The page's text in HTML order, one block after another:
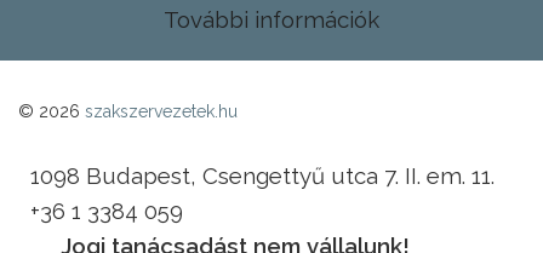
További információk
© 2026 szakszervezetek.hu
1098 Budapest, Csengettyű utca 7. II. em. 11.
+36 1 3384 059
Jogi tanácsadást nem vállalunk!